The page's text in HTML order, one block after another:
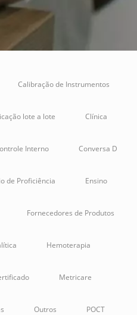
Calibração de Instrumentos
lote a lote Clínica
Interno Conversa D
de Proficiência Ensino
Fornecedores de Produtos
Hemoterapia
Metricare
Outros POCT